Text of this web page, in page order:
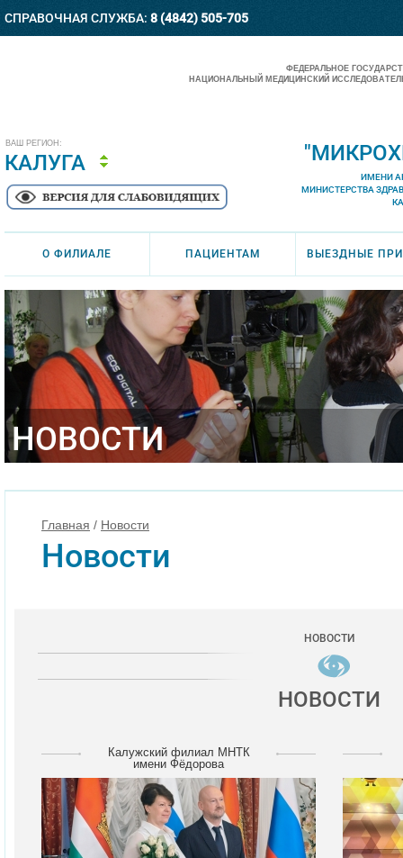
СПРАВОЧНАЯ СЛУЖБА: 8 (4842) 505-705
ВАШ РЕГИОН:
КАЛУГА
ФЕДЕРАЛЬНОЕ
НАЦИОНАЛЬНЫЙ МЕДИЦИНСКИЙ
ИМЕНИ
МИНИСТЕРСТВА
О ФИЛИАЛЕ ПАЦИЕНТАМ ВЫЕЗДНЫЕ
НОВОСТИ
Главная / Новости
Новости
НОВОСТИ
НОВОСТИ
Калужский филиал МНТК
имени Фёдорова